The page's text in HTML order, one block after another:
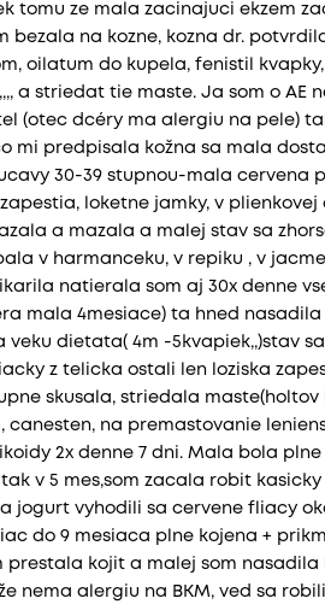
tomu ze mala zacinajuci ekzem
bezala na kozne, kozna dr.
oilatum do kupela, fenistil
a striedat tie maste. Ja som o AE
(otec dcéry ma alergiu na pele)
mi predpisala kožna sa mala
30-39 stupnou-mala cervena
loketne jamky, v
a mazala a malej stav sa
v harmanceku, v repiku , v
natierala som aj 30x denne
mala 4mesiace) ta hned
dietata( 4m -5kvapiek,,)stav
z telicka ostali len loziska
skusala, striedala
canesten, na premastovanie
2x denne 7 dni. Mala bola
v 5 mes,som zacala robit
jogurt vyhodili sa cervene fliacy
do 9 mesiaca plne kojena +
prestala kojit a malej som
nema alergiu na BKM, ved sa